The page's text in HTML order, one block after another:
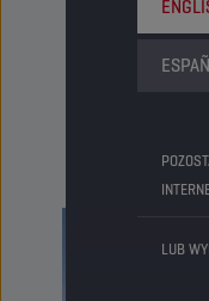
LUB
Championship
wyzwań w
więcej niż tylko
zaufania oraz
W tym